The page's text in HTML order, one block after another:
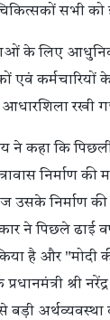
चिकित्सकों सभी
के लिए
एवं कर्मचारियों
आधारशिला रखी
ने कहा कि
निर्माण
उसके निर्माण
ने पिछले ढाई
है और "मोदी
श्री
बड़ी